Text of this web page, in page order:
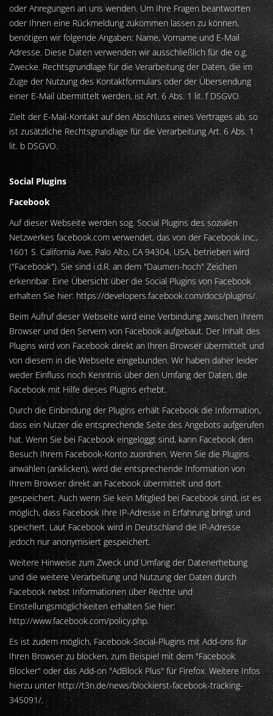
oder Anregungen an uns wenden. Um Ihre Fragen beantworten
oder Ihnen eine Rückmeldung zukommen lassen zu können,
benötigen wir folgende Angaben: Name, Vorname und E-Mail
Adresse. Diese Daten verwenden wir ausschließlich für die o.g.
Zwecke. Rechtsgrundlage für die Verarbeitung der Daten, die im
Zuge der Nutzung des Kontaktformulars oder der Übersendung
einer E-Mail übermittelt werden, ist Art. 6 Abs. 1 lit. f DSGVO.
Zielt der E-Mail-Kontakt auf den Abschluss eines Vertrages ab, so
ist zusätzliche Rechtsgrundlage für die Verarbeitung Art. 6 Abs. 1
lit. b DSGVO.
Social Plugins
Facebook
Auf dieser Webseite werden sog. Social Plugins des sozialen
Netzwerkes facebook.com verwendet, das von der Facebook Inc.,
1601 S. California Ave, Palo Alto, CA 94304, USA, betrieben wird
("Facebook"). Sie sind i.d.R. an dem "Daumen-hoch" Zeichen
erkennbar. Eine Übersicht über die Social Plugins von Facebook
erhalten Sie hier: https://developers.facebook.com/docs/plugins/.
Beim Aufruf dieser Webseite wird eine Verbindung zwischen Ihrem
Browser und den Servern von Facebook aufgebaut. Der Inhalt des
Plugins wird von Facebook direkt an Ihren Browser übermittelt und
von diesem in die Webseite eingebunden. Wir haben daher leider
weder Einfluss noch Kenntnis über den Umfang der Daten, die
Facebook mit Hilfe dieses Plugins erhebt.
Durch die Einbindung der Plugins erhält Facebook die Information,
dass ein Nutzer die entsprechende Seite des Angebots aufgerufen
hat. Wenn Sie bei Facebook eingeloggt sind, kann Facebook den
Besuch Ihrem Facebook-Konto zuordnen. Wenn Sie die Plugins
anwählen (anklicken), wird die entsprechende Information von
Ihrem Browser direkt an Facebook übermittelt und dort
gespeichert. Auch wenn Sie kein Mitglied bei Facebook sind, ist es
möglich, dass Facebook Ihre IP-Adresse in Erfahrung bringt und
speichert. Laut Facebook wird in Deutschland die IP-Adresse
jedoch nur anonymisiert gespeichert.
Weitere Hinweise zum Zweck und Umfang der Datenerhebung
und die weitere Verarbeitung und Nutzung der Daten durch
Facebook nebst Informationen über Rechte und
Einstellungsmöglichkeiten erhalten Sie hier:
http://www.facebook.com/policy.php.
Es ist zudem möglich, Facebook-Social-Plugins mit Add-ons für
Ihren Browser zu blocken, zum Beispiel mit dem "Facebook
Blocker" oder das Add-on "AdBlock Plus" für Firefox. Weitere Infos
hierzu unterhttp://t3n.de/news/blockierst-facebook-tracking-
345091/.